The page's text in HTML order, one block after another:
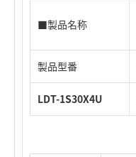
■製品名称
製品型番
LDT-1S30X4U